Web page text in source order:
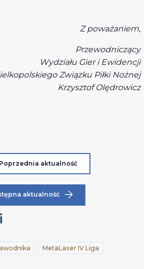
Z poważaniem,
Przewodniczący
Wydziału Gier i Ewidencji
Związku Piłki Nożnej
Krzysztof Olędrowicz
Poprzednia aktualność
aktualność
MetaLaser IV Liga